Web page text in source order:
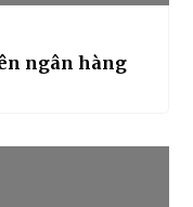
ngân hàng